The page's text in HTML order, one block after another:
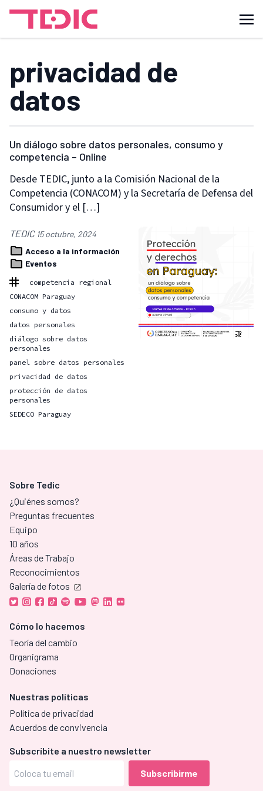
privacidad de
datos
Un diálogo sobre datos personales, consumo y
competencia – Online
Desde TEDIC, junto a la Comisión Nacional de la
Competencia (CONACOM) y la Secretaría de Defensa del
Consumidor y el […]
TEDIC 15 octubre, 2024
Acceso a la información
Eventos
competencia regional
CONACOM Paraguay
consumo y datos
datos personales
diálogo sobre datos
personales
panel sobre datos personales
privacidad de datos
protección de datos
personales
SEDECO Paraguay
Sobre Tedic
¿Quiénes somos?
Preguntas frecuentes
Equipo
10 años
Áreas de Trabajo
Reconocimientos
Galería de fotos
Cómo lo hacemos
Teoría del cambio
Organigrama
Donaciones
Nuestras políticas
Política de privacidad
Acuerdos de convivencia
Subscríbite a nuestro newsletter